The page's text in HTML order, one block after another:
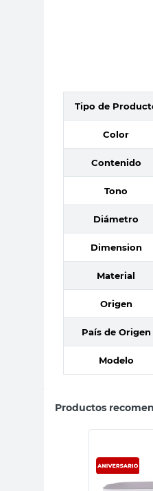
Tipo de
Color
Contenido
Tono
Diámetro
Dimension
Material
Origen
País de Origen
Modelo
Productos